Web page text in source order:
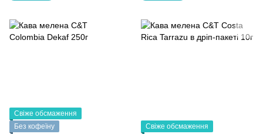
Свіже обсмаження
Без кофеїну
Свіже обсмаження